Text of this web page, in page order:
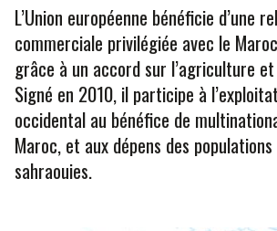
L’Union européenne bénéficie d’une
commerciale privilégiée avec le
grâce à un accord sur l’agriculture
Signé en 2010, il participe à
occidental au bénéfice de
Maroc, et aux dépens des
sahraouies.